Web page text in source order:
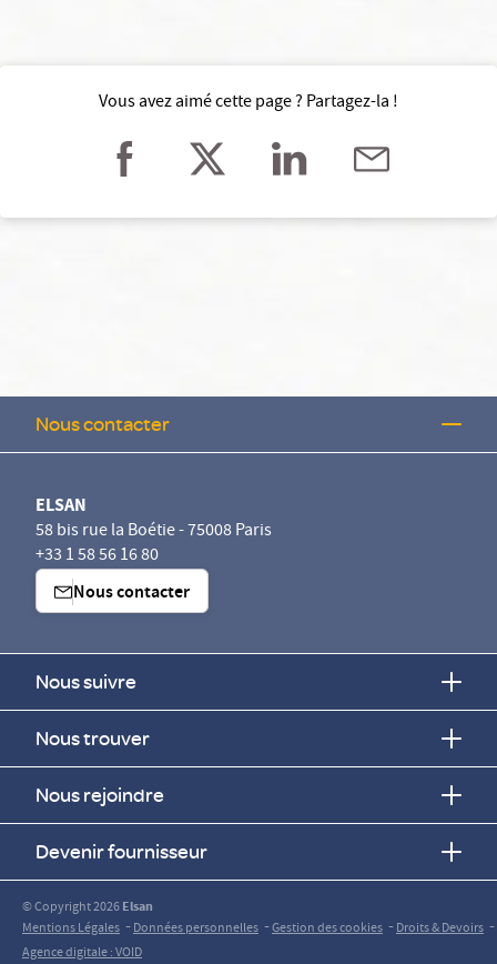
Vous avez aimé cette page ? Partagez-la !
Nous contacter
ELSAN
58 bis rue la Boétie - 75008 Paris
+33 1 58 56 16 80
Nous contacter
Nous suivre
Nous trouver
Nous rejoindre
Devenir fournisseur
© Copyright 2026Elsan
Mentions Légales -Données personnelles -Gestion des cookies -Droits & Devoirs -
Agence digitale : VOID